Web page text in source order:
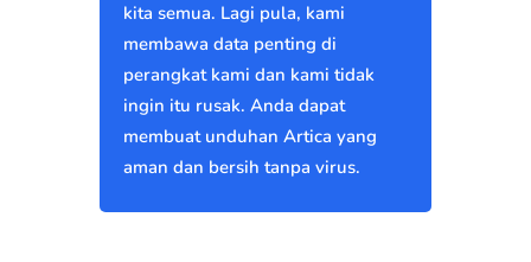
kita semua. Lagi pula, kami
membawa data penting di
perangkat kami dan kami tidak
ingin itu rusak. Anda dapat
membuat unduhan Artica yang
aman dan bersih tanpa virus.